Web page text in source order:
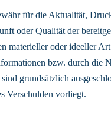
für die Aktualität,
oder Qualität der
materieller oder ideeller
bzw. durch die
grundsätzlich
Verschulden vorliegt.